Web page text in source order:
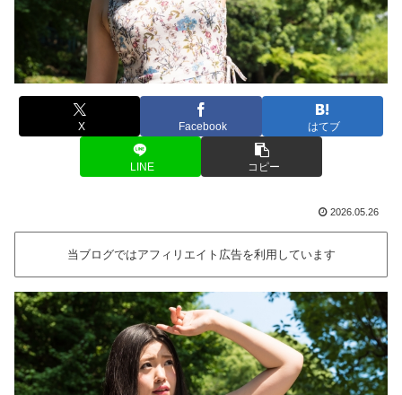
X Facebook はてブ
LINE コピー
2026.05.26
当ブログではアフィリエイト広告を利用しています